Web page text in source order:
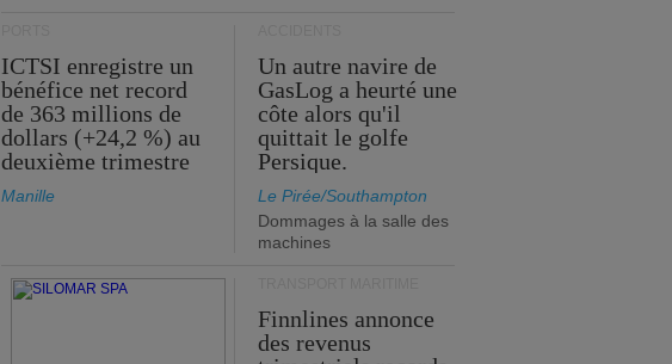
ICTSI enregistre un
bénéfice net record
de 363 millions de
dollars (+24,2 %) au
deuxième trimestre
Manille
Un autre navire de
GasLog a heurté une
côte alors qu'il
quittait le golfe
Persique.
Le Pirée/Southampton
Dommages à la salle des
machines
Finnlines annonce
des revenus